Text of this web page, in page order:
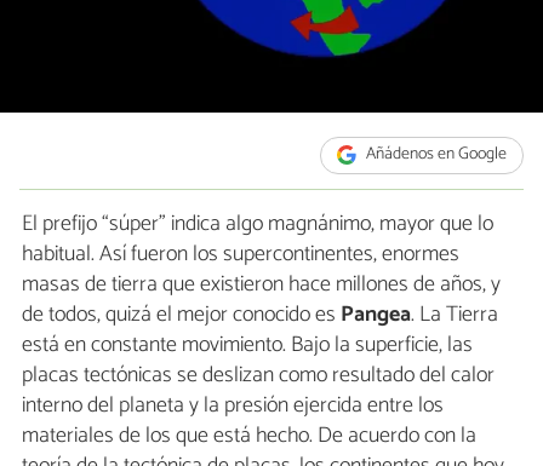
Añádenos en Google
El prefijo “súper” indica algo magnánimo, mayor que lo
habitual. Así fueron los supercontinentes, enormes
masas de tierra que existieron hace millones de años, y
de todos, quizá el mejor conocido es Pangea. La Tierra
está en constante movimiento. Bajo la superficie, las
placas tectónicas se deslizan como resultado del calor
interno del planeta y la presión ejercida entre los
materiales de los que está hecho. De acuerdo con la